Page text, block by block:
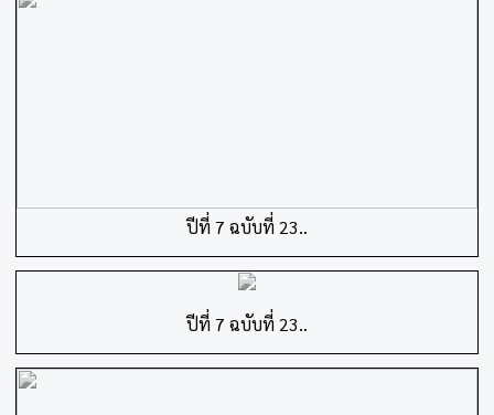
ปีที่ 7 ฉบับที่ 23..
ปีที่ 7 ฉบับที่ 23..